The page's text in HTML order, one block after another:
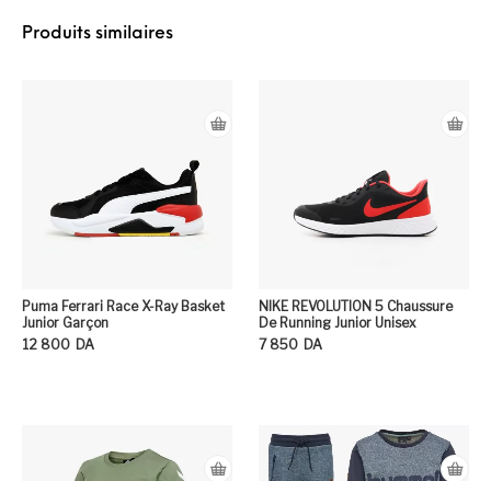
Produits similaires
Puma Ferrari Race X-Ray Basket
Junior Garçon
12 800 DA
NIKE REVOLUTION 5 Chaussure
De Running Junior Unisex
7 850 DA